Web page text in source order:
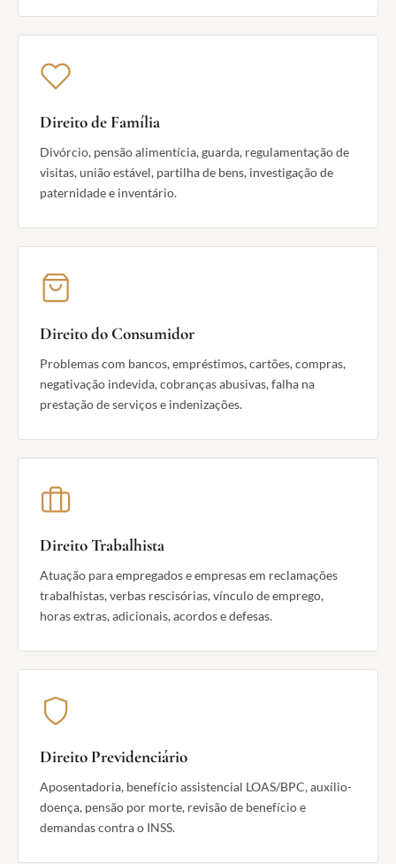
Direito de Família
Divórcio, pensão alimentícia, guarda, regulamentação de
visitas, união estável, partilha de bens, investigação de
paternidade e inventário.
Direito do Consumidor
Problemas com bancos, empréstimos, cartões, compras,
negativação indevida, cobranças abusivas, falha na
prestação de serviços e indenizações.
Direito Trabalhista
Atuação para empregados e empresas em reclamações
trabalhistas, verbas rescisórias, vínculo de emprego,
horas extras, adicionais, acordos e defesas.
Direito Previdenciário
Aposentadoria, benefício assistencial LOAS/BPC, auxílio-
doença, pensão por morte, revisão de benefício e
demandas contra o INSS.